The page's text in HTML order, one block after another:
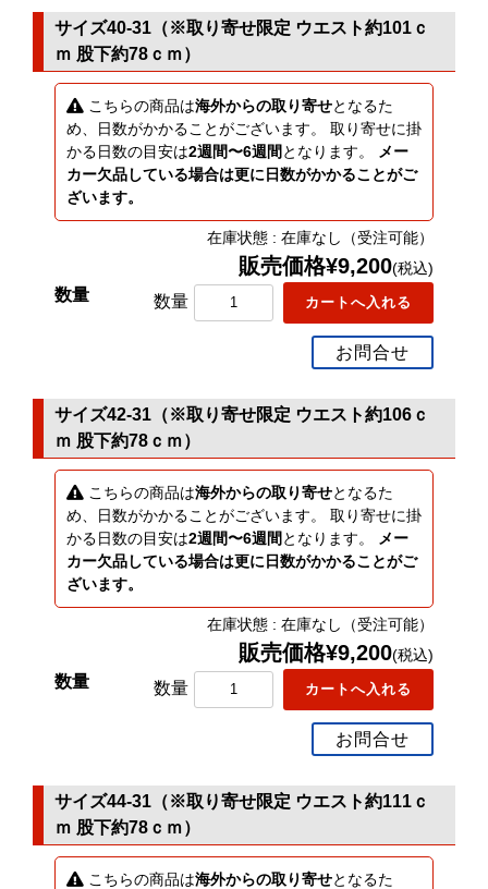
サイズ40-31（※取り寄せ限定 ウエスト約101ｃ
ｍ 股下約78ｃｍ）
こちらの商品は海外からの取り寄せとなるた
め、日数がかかることがございます。 取り寄せに掛
かる日数の目安は2週間〜6週間 となります。
メー
カー欠品している場合は更に日数がかかることがご
ざいます。
在庫状態 : 在庫なし（受注可能）
販売価格¥9,200(税込)
数量
お問合せ
サイズ42-31（※取り寄せ限定 ウエスト約106ｃ
ｍ 股下約78ｃｍ）
こちらの商品は海外からの取り寄せとなるた
め、日数がかかることがございます。 取り寄せに掛
かる日数の目安は2週間〜6週間 となります。
メー
カー欠品している場合は更に日数がかかることがご
ざいます。
在庫状態 : 在庫なし（受注可能）
販売価格¥9,200(税込)
数量
お問合せ
サイズ44-31（※取り寄せ限定 ウエスト約111ｃ
ｍ 股下約78ｃｍ）
こちらの商品は海外からの取り寄せとなるた